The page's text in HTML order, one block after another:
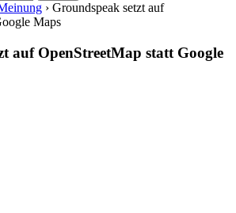
› Groundspeak setzt auf
Maps
auf OpenStreetMap statt Google